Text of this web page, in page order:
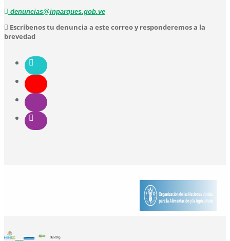
denuncias@inparques.gob.ve
Escríbenos tu denuncia a este correo y responderemos a la
brevedad